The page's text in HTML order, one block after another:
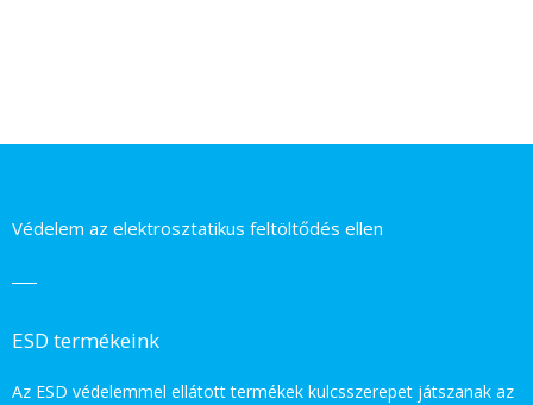
Védelem az elektrosztatikus feltöltődés ellen
ESD termékeink
Az ESD védelemmel ellátott termékek kulcsszerepet játszanak az